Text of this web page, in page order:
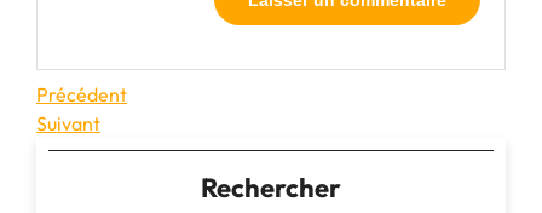
Navigation
de
Article
précédent
Précédent
Article
suivant
Suivant
Rechercher